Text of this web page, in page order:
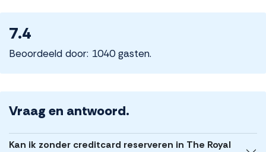
7.4
Beoordeeld door: 1040 gasten.
Vraag en antwoord.
Kan ik zonder creditcard reserveren in The Royal